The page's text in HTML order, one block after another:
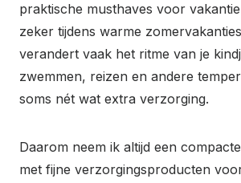
praktische musthaves voor
zeker tijdens warme
verandert vaak het ritme van je
zwemmen, reizen en andere
soms nét wat extra verzorging.
Daarom neem ik altijd een
met fijne verzorgingsproducten